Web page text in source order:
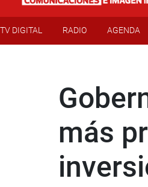
TV DIGITAL RADIO AGENDA
más